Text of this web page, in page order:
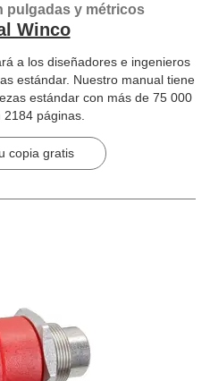
pulgadas y métricos
Winco
a los diseñadores e ingenieros
estándar. Nuestro manual tiene
estándar con más de 75 000
páginas.
copia gratis